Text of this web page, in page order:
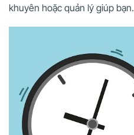
khuyên hoặc quản lý giúp bạn.